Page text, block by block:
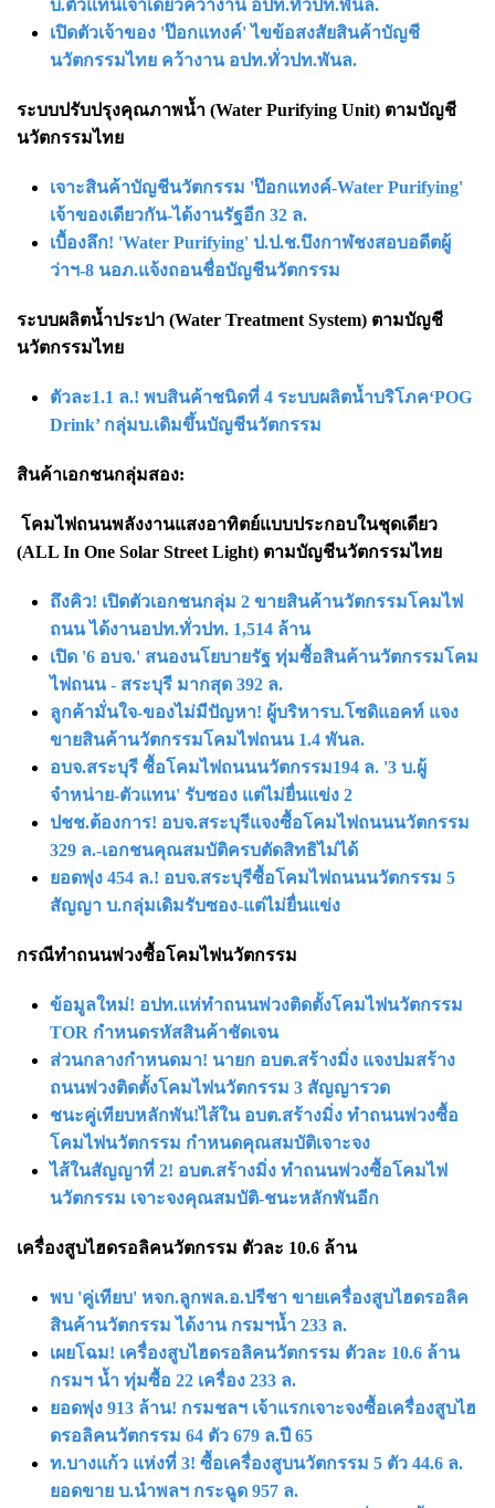
บ.ตัวแทนเจ้าเดียวคว้างาน อปท.ทั่วปท.พันล.
เปิดตัวเจ้าของ 'ป๊อกแทงค์' ไขข้อสงสัยสินค้าบัญชี
นวัตกรรมไทย คว้างาน อปท.ทั่วปท.พันล.
ระบบปรับปรุงคุณภาพน้ำ (Water Purifying Unit) ตามบัญชี
นวัตกรรมไทย
เจาะสินค้าบัญชีนวัตกรรม 'ป๊อกแทงค์-Water Purifying'
เจ้าของเดียวกัน-ได้งานรัฐอีก 32 ล.
เบื้องลึก! 'Water Purifying' ป.ป.ช.บึงกาฬชงสอบอดีตผู้
ว่าฯ-8 นอภ.แจ้งถอนชื่อบัญชีนวัตกรรม
ระบบผลิตน้ำประปา (Water Treatment System) ตามบัญชี
นวัตกรรมไทย
ตัวละ1.1 ล.! พบสินค้าชนิดที่ 4 ระบบผลิตน้ำบริโภค‘POG
Drink’ กลุ่มบ.เดิมขึ้นบัญชีนวัตกรรม
สินค้าเอกชนกลุ่มสอง:
โคมไฟถนนพลังงานแสงอาทิตย์แบบประกอบในชุดเดียว
(ALL In One Solar Street Light) ตามบัญชีนวัตกรรมไทย
ถึงคิว! เปิดตัวเอกชนกลุ่ม 2 ขายสินค้านวัตกรรมโคมไฟ
ถนน ได้งานอปท.ทั่วปท. 1,514 ล้าน
เปิด '6 อบจ.' สนองนโยบายรัฐ ทุ่มซื้อสินค้านวัตกรรมโคม
ไฟถนน - สระบุรี มากสุด 392 ล.
ลูกค้ามั่นใจ-ของไม่มีปัญหา! ผู้บริหารบ.โซดิแอคท์ แจง
ขายสินค้านวัตกรรมโคมไฟถนน 1.4 พันล.
อบจ.สระบุรี ซื้อโคมไฟถนนนวัตกรรม194 ล. '3 บ.ผู้
จำหน่าย-ตัวแทน' รับซอง แต่ไม่ยื่นแข่ง 2
ปชช.ต้องการ! อบจ.สระบุรีแจงซื้อโคมไฟถนนนวัตกรรม
329 ล.-เอกชนคุณสมบัติครบตัดสิทธิไม่ได้
ยอดพุ่ง 454 ล.! อบจ.สระบุรีซื้อโคมไฟถนนนวัตกรรม 5
สัญญา บ.กลุ่มเดิมรับซอง-แต่ไม่ยื่นแข่ง
กรณีทำถนนพ่วงซื้อโคมไฟนวัตกรรม
ข้อมูลใหม่! อปท.แห่ทำถนนพ่วงติดตั้งโคมไฟนวัตกรรม
TOR กำหนดรหัสสินค้าชัดเจน
ส่วนกลางกำหนดมา! นายก อบต.สร้างมิ่ง แจงปมสร้าง
ถนนพ่วงติดตั้งโคมไฟนวัตกรรม 3 สัญญารวด
ชนะคู่เทียบหลักพัน!ไส้ใน อบต.สร้างมิ่ง ทำถนนพ่วงซื้อ
โคมไฟนวัตกรรม กำหนดคุณสมบัติเจาะจง
ไส้ในสัญญาที่ 2! อบต.สร้างมิ่ง ทำถนนพ่วงซื้อโคมไฟ
นวัตกรรม เจาะจงคุณสมบัติ-ชนะหลักพันอีก
เครื่องสูบไฮดรอลิคนวัตกรรม ตัวละ 10.6 ล้าน
พบ 'คู่เทียบ' หจก.ลูกพล.อ.ปรีชา ขายเครื่องสูบไฮดรอลิค
สินค้านวัตกรรม ได้งาน กรมฯน้ำ 233 ล.
เผยโฉม! เครื่องสูบไฮดรอลิคนวัตกรรม ตัวละ 10.6 ล้าน
กรมฯ น้ำ ทุ่มซื้อ 22 เครื่อง 233 ล.
ยอดพุ่ง 913 ล้าน! กรมชลฯ เจ้าแรกเจาะจงซื้อเครื่องสูบไฮ
ดรอลิคนวัตกรรม 64 ตัว 679 ล.ปี 65
ท.บางแก้ว แห่งที่ 3! ซื้อเครื่องสูบนวัตกรรม 5 ตัว 44.6 ล.
ยอดขาย บ.นำพลฯ กระฉูด 957 ล.